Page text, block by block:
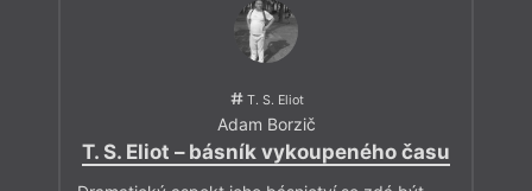
T. S. Eliot
Adam Borzič
T. S. Eliot – básník vykoupeného času